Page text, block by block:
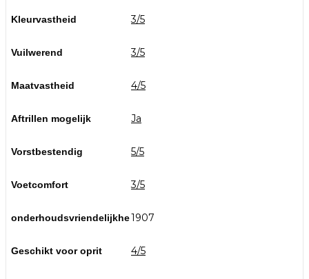
Kleurvastheid 3/5
Vuilwerend 3/5
Maatvastheid 4/5
Aftrillen mogelijk Ja
Vorstbestendig 5/5
Voetcomfort 3/5
onderhoudsvriendelijkhe1907
Geschikt voor oprit 4/5